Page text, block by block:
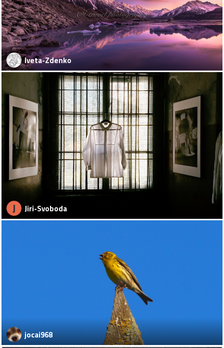
Iveta-Zdenko
J Jiri-Svoboda
jocai968